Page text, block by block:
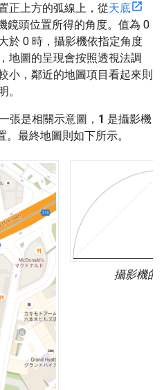
正上方的弧線上，從天底
鏡頭位置所得的角度。值為 0
於 0 時，攝影機依指定角度
地圖的呈現會按照透視法調
小，鄰近的地圖項目看起來則
。
張是相關示意圖， 1 是攝影機
最終地圖則如下所示。
攝影機的